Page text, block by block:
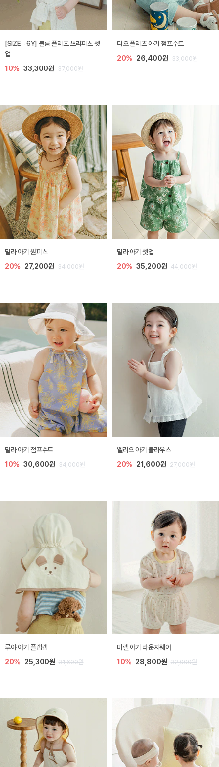
[SIZE ~6Y] 블룸 플리츠 쓰리피스 셋
업
10% 33,300원 37,000원
디오 플리츠 아기 점프수트
20% 26,400원 33,000원
밀라 아기 원피스
20% 27,200원 34,000원
밀라 아기 셋업
20% 35,200원 44,000원
밀라 아기 점프수트
10% 30,600원 34,000원
엘리오 아기 블라우스
20% 21,600원 27,000원
루야 아기 플랩캡
20% 25,300원 31,600원
미렐 아기 라운지웨어
10% 28,800원 32,000원